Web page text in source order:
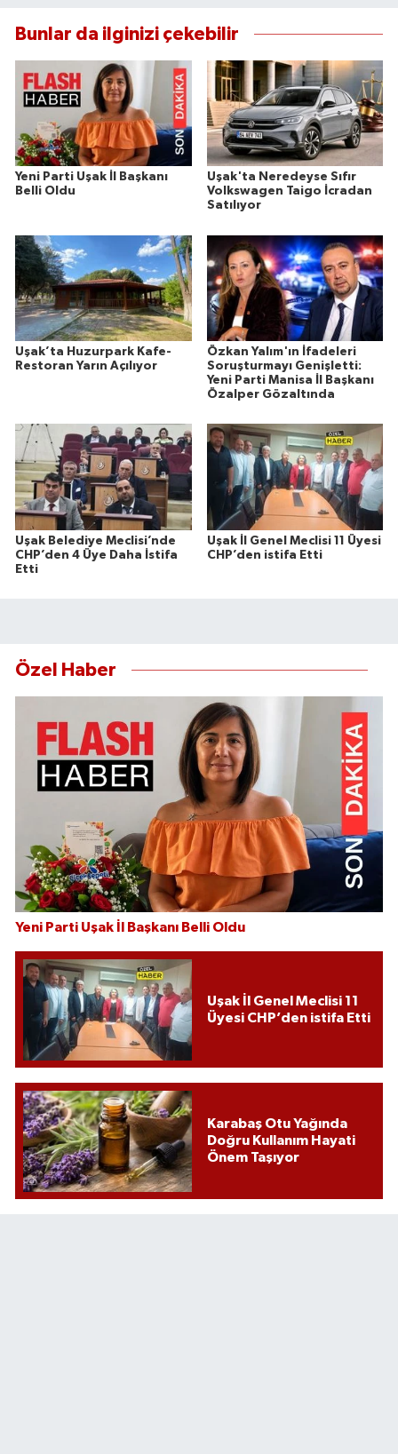
Bunlar da ilginizi çekebilir
Yeni Parti Uşak İl Başkanı
Belli Oldu
Uşak'ta Neredeyse Sıfır
Volkswagen Taigo İcradan
Satılıyor
Uşak’ta Huzurpark Kafe-
Restoran Yarın Açılıyor
Özkan Yalım'ın İfadeleri
Soruşturmayı Genişletti:
Yeni Parti Manisa İl Başkanı
Özalper Gözaltında
Uşak Belediye Meclisi’nde
CHP’den 4 Üye Daha İstifa
Etti
Uşak İl Genel Meclisi 11 Üyesi
CHP’den istifa Etti
Özel Haber
Yeni Parti Uşak İl Başkanı Belli Oldu
Uşak İl Genel Meclisi 11
Üyesi CHP’den istifa Etti
Karabaş Otu Yağında
Doğru Kullanım Hayati
Önem Taşıyor